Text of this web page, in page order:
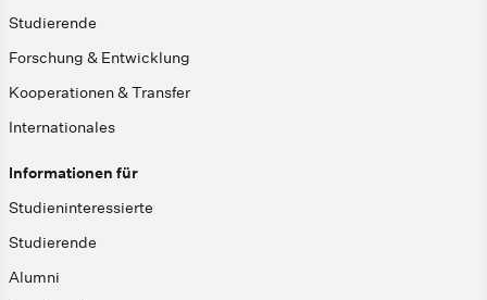
Studierende
Forschung & Entwicklung
Kooperationen & Transfer
Internationales
Informationen für
Studieninteressierte
Studierende
Alumni